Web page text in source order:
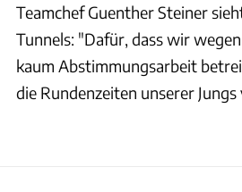
Teamchef Guenther Steiner
Tunnels: "Dafür, dass wir
kaum Abstimmungsarbeit
die Rundenzeiten unserer